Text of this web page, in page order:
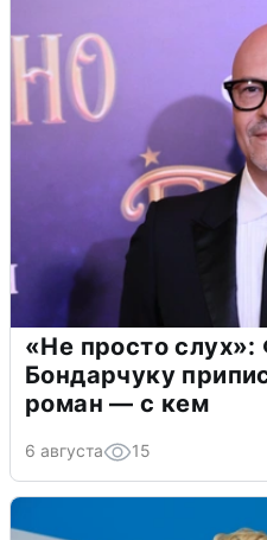
«Не просто
Бондарчуку
роман — с кем
6 августа 15